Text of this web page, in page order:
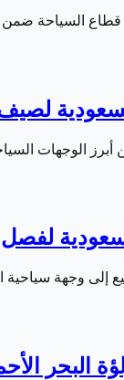
الوجهات السياحية في المنطقة. تتنوع
لصيف
مع اقتراب صيف 2026.
لفصل
إلى وجهة